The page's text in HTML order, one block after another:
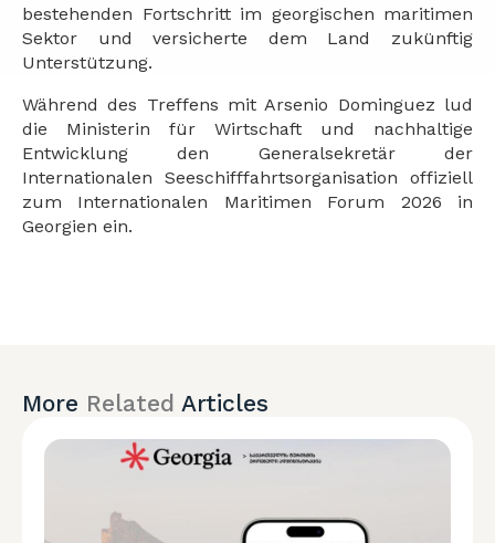
bestehenden Fortschritt im georgischen maritimen
Sektor und versicherte dem Land zukünftig
Unterstützung.
Während des Treffens mit Arsenio Dominguez lud
die Ministerin für Wirtschaft und nachhaltige
Entwicklung den Generalsekretär der
Internationalen Seeschifffahrtsorganisation offiziell
zum Internationalen Maritimen Forum 2026 in
Georgien ein.
More Related Articles